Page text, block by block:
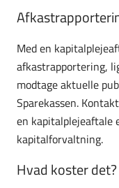
Med en
afkastrapportering,
modtage aktuelle
Sparekassen.
en kapitalplejeaftale
kapitalforvaltning.
Hvad koster det?